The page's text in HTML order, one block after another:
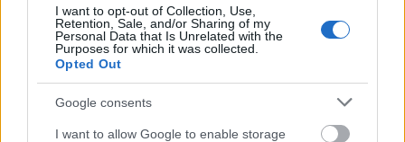
I want to opt-out of Collection, Use,
Retention, Sale, and/or Sharing of my
Personal Data that Is Unrelated with the
Purposes for which it was collected.
Opted Out
Google consents
I want to allow Google to enable storage
lehetséges érkezők között, ami azért volt
figyelemreméltó, mert előtte nem rendelkezett
híradós tapasztalattal. A másik nagy név Marsi
Anikó volt, aki még Gönczinél is nagyobb viszhangot
kapott, ugyanis évek óta nem szerepelt a magyar
médiában, miután férjével, Palik Lászlóval külföldre
költözött.